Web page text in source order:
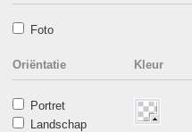
Foto
Oriëntatie
Portret
Landschap
Kleur